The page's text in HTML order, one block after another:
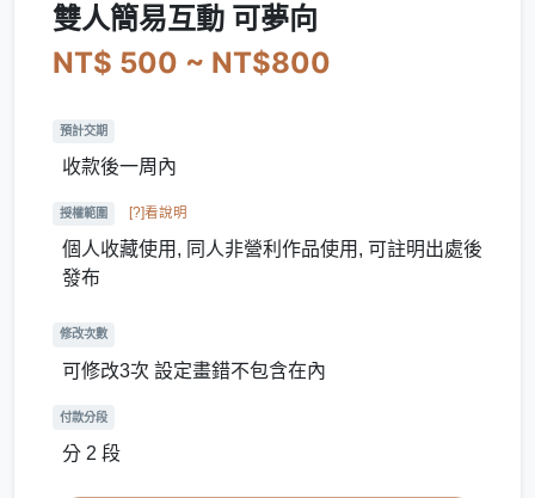
雙人簡易互動 可夢向
NT$ 500 ~ NT$800
預計交期
收款後一周內
授權範圍 [?]看說明
個人收藏使用, 同人非營利作品使用, 可註明出處後
發布
修改次數
可修改3次 設定畫錯不包含在內
付款分段
分 2 段